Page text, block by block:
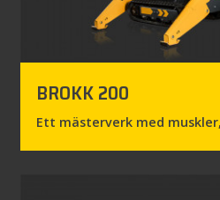
BROKK 200
Ett mästerverk med